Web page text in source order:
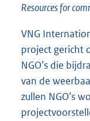
Resources for
VNG
project gericht
NGO’s die
van de
zullen NGO’s